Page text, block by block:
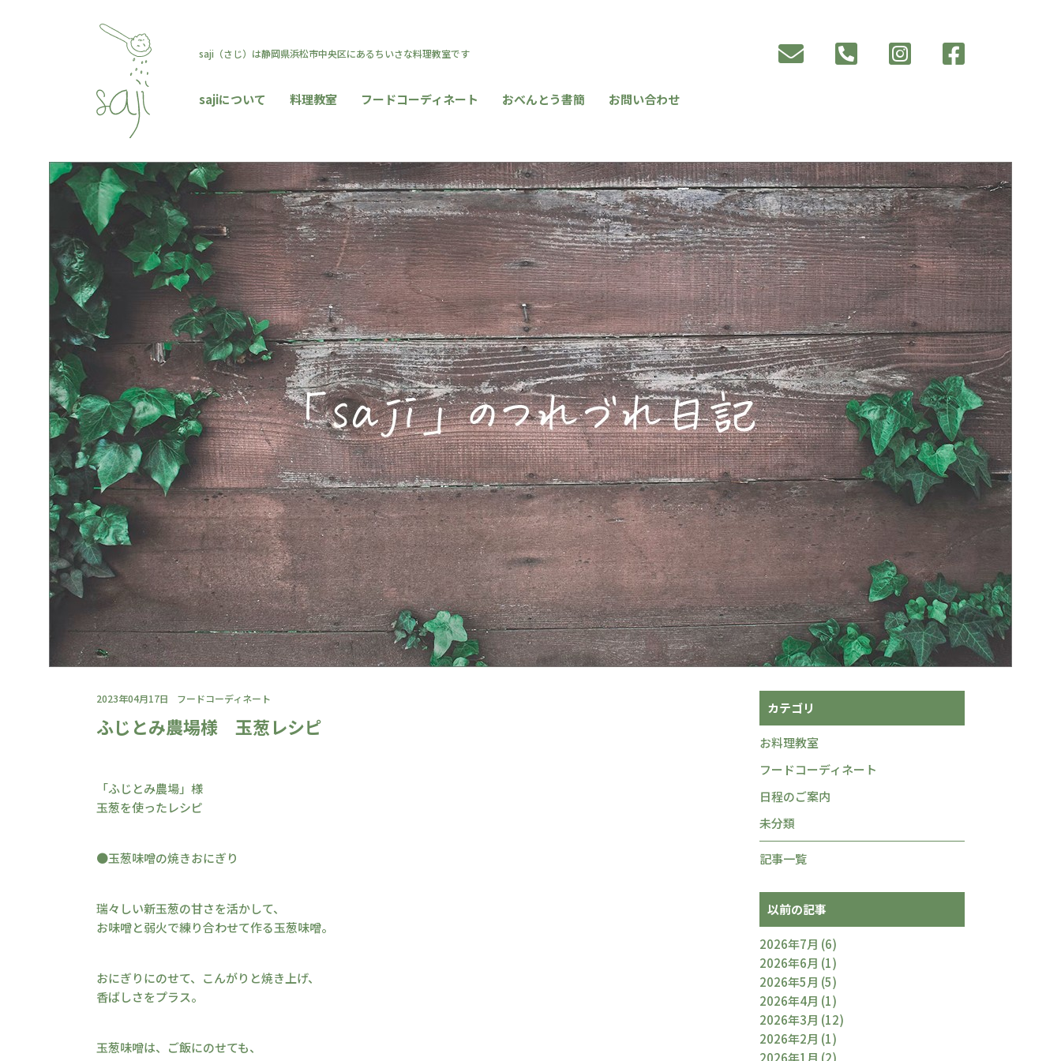
saji（さじ）は静岡県浜松市中央区にあるちいさな料理教室です
sajiについて 料理教室 フードコーディネート おべんとう書簡 お問い合わせ
2023年04月17日 フードコーディネート
ふじとみ農場様 玉葱レシピ
「ふじとみ農場」様
玉葱を使ったレシピ
●玉葱味噌の焼きおにぎり
瑞々しい新玉葱の甘さを活かして、
お味噌と弱火で練り合わせて作る玉葱味噌。
おにぎりにのせて、こんがりと焼き上げ、
香ばしさをプラス。
玉葱味噌は、ご飯にのせても、
カテゴリ
お料理教室
フードコーディネート
日程のご案内
未分類
記事一覧
以前の記事
2026年7月 (6)
2026年6月 (1)
2026年5月 (5)
2026年4月 (1)
2026年3月 (12)
2026年2月 (1)
2026年1月 (2)